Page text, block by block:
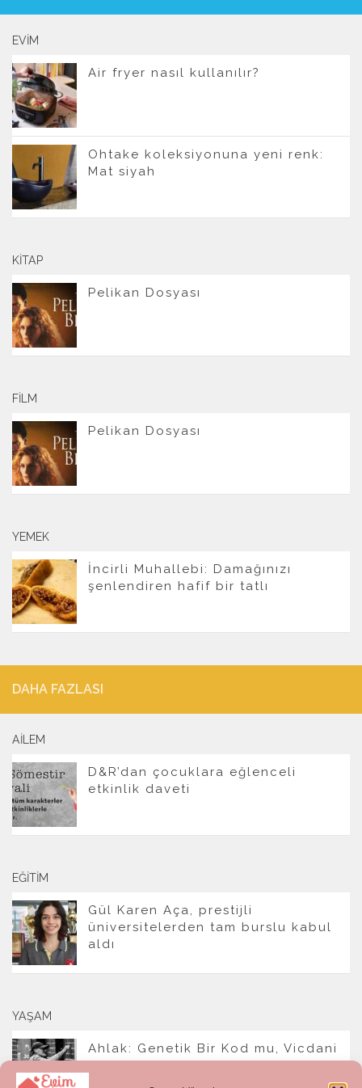
EVIM
Air fryer nasıl kullanılır?
Ohtake koleksiyonuna yeni renk:
Mat siyah
KITAP
Pelikan Dosyası
FILM
Pelikan Dosyası
YEMEK
İncirli Muhallebi: Damağınızı
şenlendiren hafif bir tatlı
DAHA FAZLASI
AILEM
D&R’dan çocuklara eğlenceli
etkinlik daveti
EĞITIM
Gül Karen Aça, prestijli
üniversitelerden tam burslu kabul
aldı
YAŞAM
Ahlak: Genetik Bir Kod mu, Vicdani